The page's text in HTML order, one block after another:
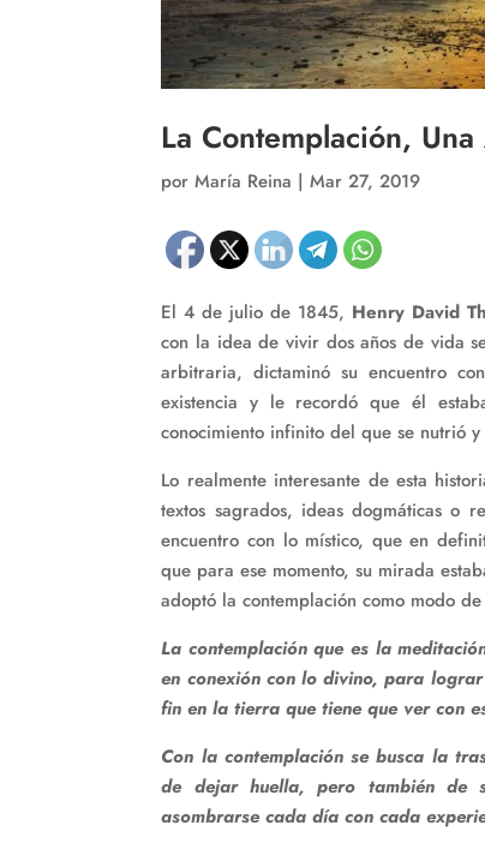
La Contemplación,
porMaría Reina |Mar 27, 2019
El 4 de julio de 1845, Henry David
con la idea de vivir dos años de vida
arbitraria, dictaminó su encuentro
existencia y le recordó que él
conocimiento infinito del que se nutrió
Lo realmente interesante de esta
textos sagrados, ideas dogmáticas o
encuentro con lo místico, que en
que para ese momento, su mirada
adoptó la contemplación como modo
La contemplación que es la
en conexión con lo divino, para
fin en la tierra que tiene que ver con
Con la contemplación se busca la
de dejar huella, pero también de
asombrarse cada día con cada